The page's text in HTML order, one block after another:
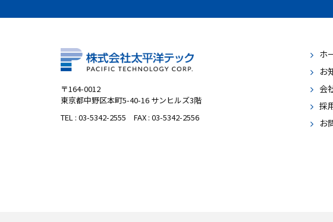
〒164-0012
東京都中野区本町5-40-16 サンヒルズ3階
TEL : 03-5342-2555 FAX : 03-5342-2556
ホ
お
会
採
お